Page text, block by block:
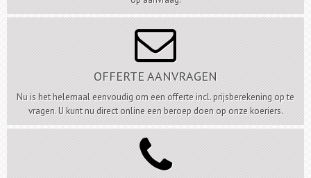

OFFERTE AANVRAGEN
Nu is het helemaal eenvoudig om een offerte incl. prijsberekening op te
vragen. U kunt nu direct online een beroep doen op onze koeriers.
